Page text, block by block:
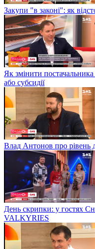
Закупи "в законі": як
Як змінити
або субсидії
Влад Антонов про рівень
День скрипки: у гостях
VALKYRIES